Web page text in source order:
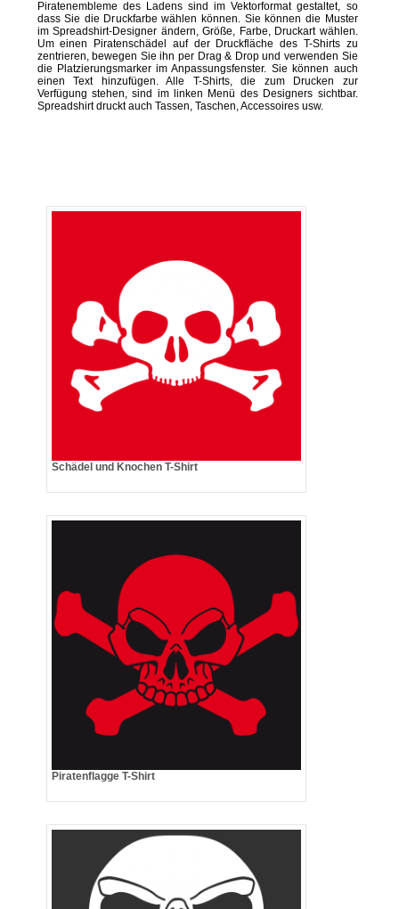
Piratenembleme des Ladens sind im Vektorformat gestaltet, so
dass Sie die Druckfarbe wählen können. Sie können die Muster
im Spreadshirt-Designer ändern, Größe, Farbe, Druckart wählen.
Um einen Piratenschädel auf der Druckfläche des T-Shirts zu
zentrieren, bewegen Sie ihn per Drag & Drop und verwenden Sie
die Platzierungsmarker im Anpassungsfenster. Sie können auch
einen Text hinzufügen. Alle T-Shirts, die zum Drucken zur
Verfügung stehen, sind im linken Menü des Designers sichtbar.
Spreadshirt druckt auch Tassen, Taschen, Accessoires usw.
Schädel und Knochen T-Shirt
Piratenflagge T-Shirt